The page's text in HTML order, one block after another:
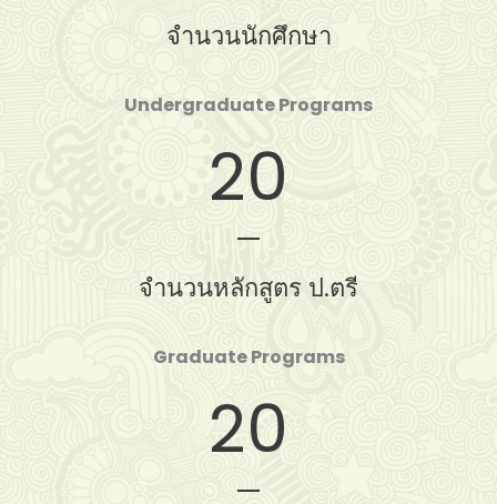
จำนวนนักศึกษา
Undergraduate Programs
20
จำนวนหลักสูตร ป.ตรี
Graduate Programs
20